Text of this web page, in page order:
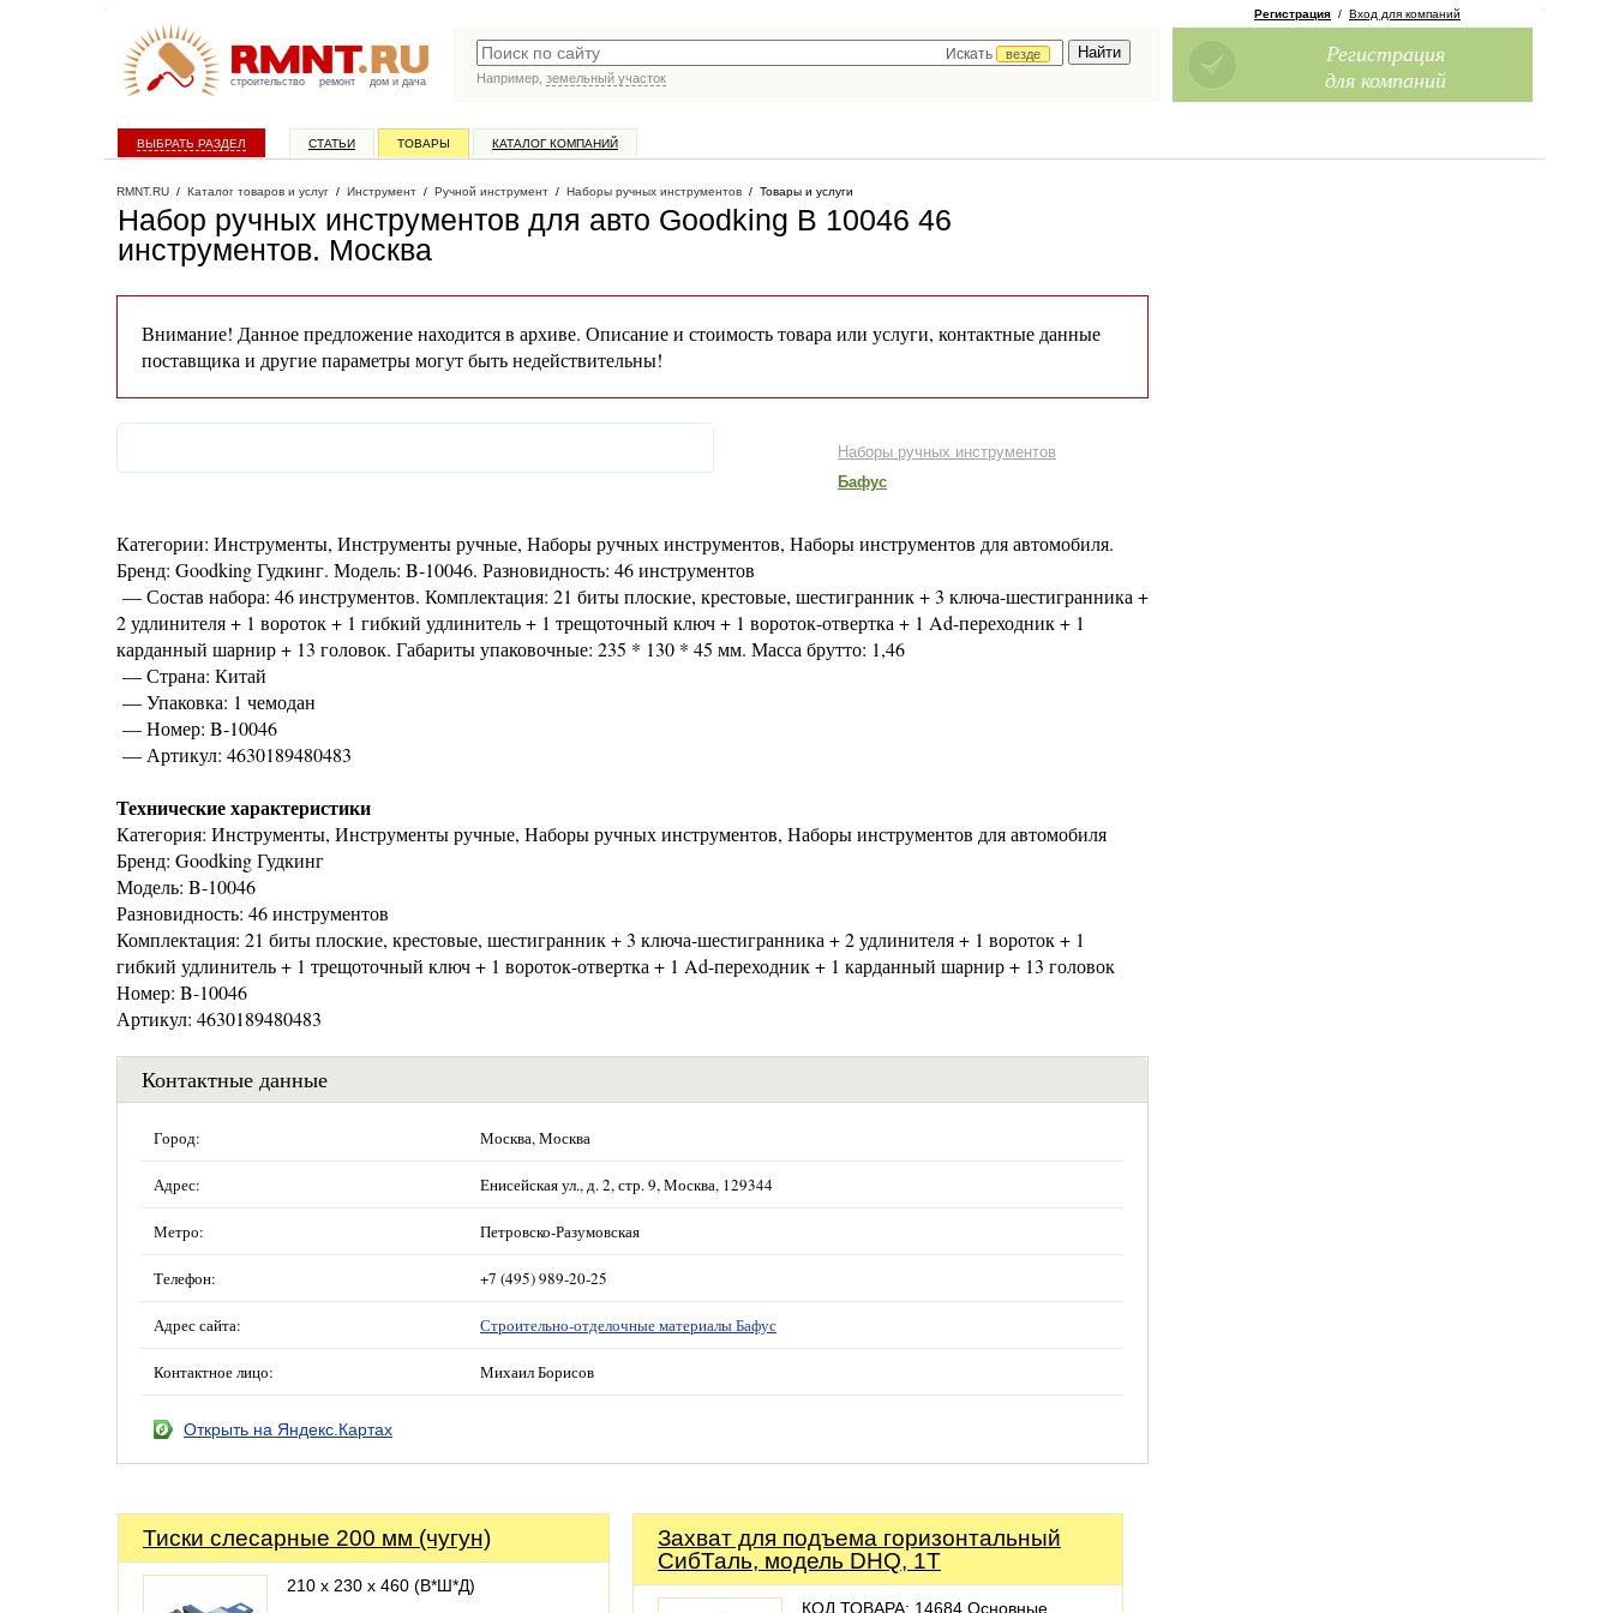
строительство ремонт дом и дача
Искать
везде
Например, земельный участок
Регистрация / Вход для компаний
Регистрация
для компаний
ВЫБРАТЬ РАЗДЕЛ СТАТЬИ ТОВАРЫ КАТАЛОГ КОМПАНИЙ
RMNT.RU / Каталог товаров и услуг / Инструмент / Ручной инструмент / Наборы ручных инструментов / Товары и услуги
Набор ручных инструментов для авто Goodking B 10046 46
инструментов. Москва
Внимание! Данное предложение находится в архиве. Описание и стоимость товара или услуги, контактные данные
поставщика и другие параметры могут быть недействительны!
Наборы ручных инструментов
Бафус
Категории: Инструменты, Инструменты ручные, Наборы ручных инструментов, Наборы инструментов для автомобиля.
Бренд: Goodking Гудкинг. Модель: B-10046. Разновидность: 46 инструментов
— Состав набора: 46 инструментов. Комплектация: 21 биты плоские, крестовые, шестигранник + 3 ключа-шестигранника +
2 удлинителя + 1 вороток + 1 гибкий удлинитель + 1 трещоточный ключ + 1 вороток-отвертка + 1 Ad-переходник + 1
карданный шарнир + 13 головок. Габариты упаковочные: 235 * 130 * 45 мм. Масса брутто: 1,46
— Страна: Китай
— Упаковка: 1 чемодан
— Номер: B-10046
— Артикул: 4630189480483
Технические характеристики
Категория: Инструменты, Инструменты ручные, Наборы ручных инструментов, Наборы инструментов для автомобиля
Бренд: Goodking Гудкинг
Модель: B-10046
Разновидность: 46 инструментов
Комплектация: 21 биты плоские, крестовые, шестигранник + 3 ключа-шестигранника + 2 удлинителя + 1 вороток + 1
гибкий удлинитель + 1 трещоточный ключ + 1 вороток-отвертка + 1 Ad-переходник + 1 карданный шарнир + 13 головок
Номер: B-10046
Артикул: 4630189480483
Контактные данные
Город: Москва, Москва
Адрес: Енисейская ул., д. 2, стр. 9, Москва, 129344
Метро: Петровско-Разумовская
Телефон: +7 (495) 989-20-25
Адрес сайта: Строительно-отделочные материалы Бафус
Контактное лицо: Михаил Борисов
Открыть на Яндекс.Картах
Тиски слесарные 200 мм (чугун)
210 х 230 х 460 (В*Ш*Д)
Захват для подъема горизонтальный
СибТаль, модель DHQ, 1Т
КОД ТОВАРА: 14684 Основные